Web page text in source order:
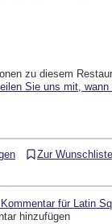
zu diesem
Sie uns mit,
Zur
für Latin
hinzufügen